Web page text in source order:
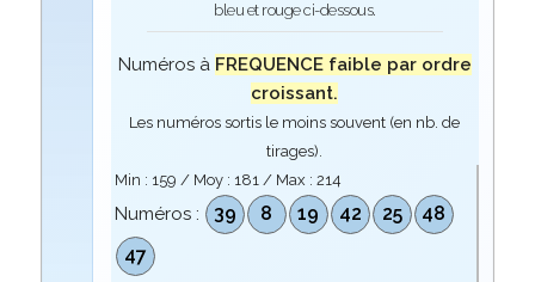
bleu et rouge ci-dessous.
Numéros à FREQUENCE faible par ordre
croissant.
Les numéros sortis le moins souvent (en nb. de
tirages).
Min : 159 / Moy : 181/ Max : 214
Numéros : 39 8 19 42 25
48
47